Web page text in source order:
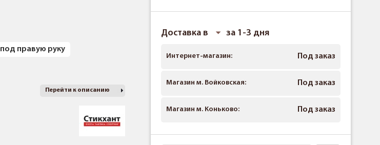
под правую руку
Перейти к описанию
Доставка в за 1-3 дня
Интернет-магазин: Под заказ
Магазин м. Войковская: Под заказ
Магазин м. Коньково: Под заказ